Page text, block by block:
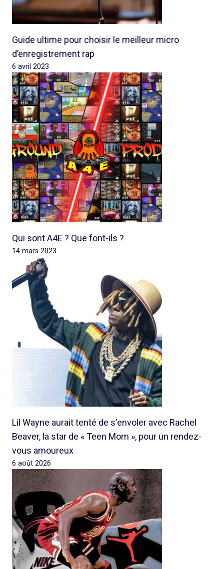
Guide ultime pour choisir le meilleur micro
d’enregistrement rap
6 avril 2023
Qui sont A4E ? Que font-ils ?
14 mars 2023
Lil Wayne aurait tenté de s'envoler avec Rachel
Beaver, la star de « Teen Mom », pour un rendez-
vous amoureux
6 août 2026